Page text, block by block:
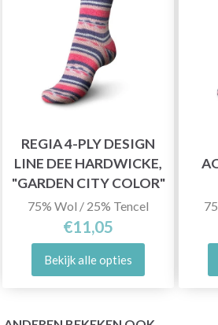
REGIA 4-PLY DESIGN
LINE DEE HARDWICKE,
"GARDEN CITY COLOR"
75% Wol / 25% Tencel
€11,05
Bekijk alle opties